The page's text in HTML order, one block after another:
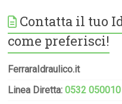
Contatta il tuo
come preferisci!
FerraraIdraulico.it
Linea Diretta:0532 050010